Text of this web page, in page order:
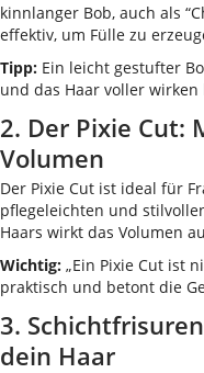
kinnlanger Bob, auch als
effektiv, um Fülle zu
Tipp: Ein leicht gestufter
und das Haar voller wirken
2. Der Pixie Cut:
Volumen
Der Pixie Cut ist ideal für
pflegeleichten und
Haars wirkt das Volumen
Wichtig: „Ein Pixie Cut ist
praktisch und betont die
3.
dein Haar